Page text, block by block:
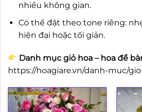
nhiều không gian.
Có thể đặt theo tone riêng:
hiện đại hoặc tối giản.
Danh mục giỏ hoa – hoa để
https://hoagiare.vn/danh-muc/